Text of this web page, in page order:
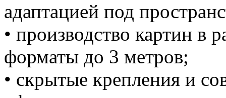
адаптацией под
• производство картин в
форматы до 3 метров;
• скрытые крепления и